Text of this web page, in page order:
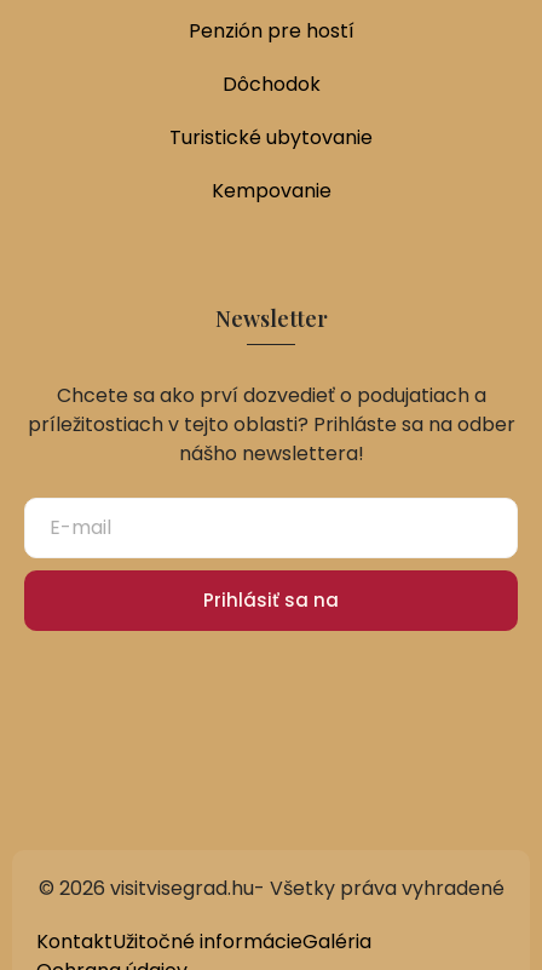
Penzión pre hostí
Dôchodok
Turistické ubytovanie
Kempovanie
Newsletter
Chcete sa ako prví dozvedieť o podujatiach a
príležitostiach v tejto oblasti? Prihláste sa na odber
nášho newslettera!
Prihlásiť sa na
© 2026 visitvisegrad.hu- Všetky práva vyhradené
KontaktUžitočné informácieGaléria